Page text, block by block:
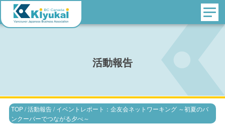
活動報告
TOP/活動報告/イベントレポート：企友会ネットワーキング ～初夏のバ
ンクーバーでつながる夕べ～